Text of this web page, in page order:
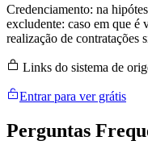
Credenciamento: na
excludente: caso em que é
realização de contratações
Links do sistema de
Entrar para ver grátis
Perguntas